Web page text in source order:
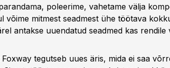
poleerime, vahetame välja
võime mitmest seadmest ühe töötava
antakse uuendatud seadmed kas rendile
tegutseb uues äris, mida ei saa